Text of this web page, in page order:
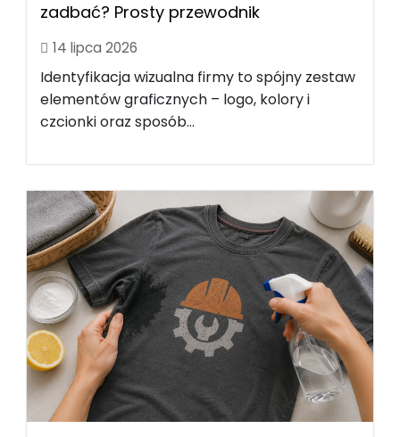
zadbać? Prosty przewodnik
14 lipca 2026
Identyfikacja wizualna firmy to spójny zestaw
elementów graficznych – logo, kolory i
czcionki oraz sposób...